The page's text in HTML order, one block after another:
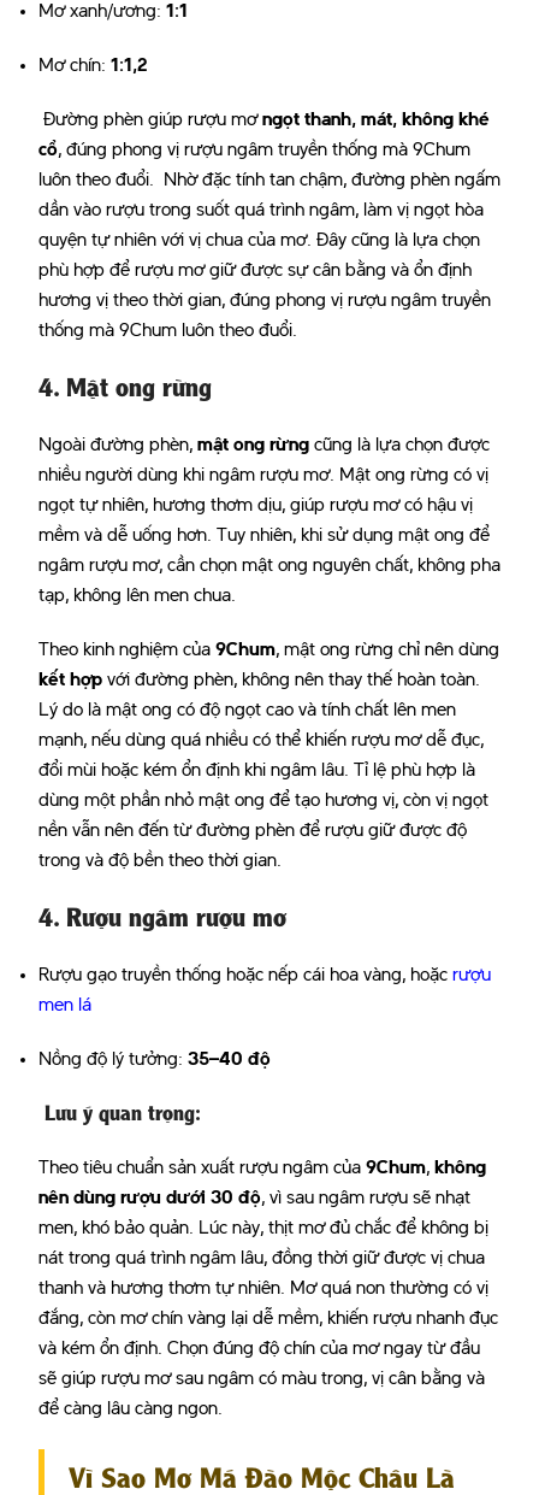
Mơ xanh/ương: 1:1
Mơ chín: 1:1,2
Đường phèn giúp rượu mơngọt thanh, mát, không khé
cổ, đúng phong vị rượu ngâm truyền thống mà 9Chum
luôn theo đuổi. Nhờ đặc tính tan chậm, đường phèn ngấm
dần vào rượu trong suốt quá trình ngâm, làm vị ngọt hòa
quyện tự nhiên với vị chua của mơ. Đây cũng là lựa chọn
phù hợp để rượu mơ giữ được sự cân bằng và ổn định
hương vị theo thời gian, đúng phong vị rượu ngâm truyền
thống mà 9Chum luôn theo đuổi.
4. Mật ong rừng
Ngoài đường phèn, mật ong rừng cũng là lựa chọn được
nhiều người dùng khi ngâm rượu mơ. Mật ong rừng có vị
ngọt tự nhiên, hương thơm dịu, giúp rượu mơ có hậu vị
mềm và dễ uống hơn. Tuy nhiên, khi sử dụng mật ong để
ngâm rượu mơ, cần chọn mật ong nguyên chất, không pha
tạp, không lên men chua.
Theo kinh nghiệm của 9Chum, mật ong rừng chỉ nên dùng
kết hợp với đường phèn, không nên thay thế hoàn toàn.
Lý do là mật ong có độ ngọt cao và tính chất lên men
mạnh, nếu dùng quá nhiều có thể khiến rượu mơ dễ đục,
đổi mùi hoặc kém ổn định khi ngâm lâu. Tỉ lệ phù hợp là
dùng một phần nhỏ mật ong để tạo hương vị, còn vị ngọt
nền vẫn nên đến từ đường phèn để rượu giữ được độ
trong và độ bền theo thời gian.
4. Rượu ngâm rượu mơ
Rượu gạo truyền thống hoặc nếp cái hoa vàng, hoặc rượu
men lá
Nồng độ lý tưởng: 35–40 độ
Lưu ý quan trọng:
Theo tiêu chuẩn sản xuất rượu ngâm của 9Chum, không
nên dùng rượu dưới 30 độ, vì sau ngâm rượu sẽ nhạt
men, khó bảo quản. Lúc này, thịt mơ đủ chắc để không bị
nát trong quá trình ngâm lâu, đồng thời giữ được vị chua
thanh và hương thơm tự nhiên. Mơ quá non thường có vị
đắng, còn mơ chín vàng lại dễ mềm, khiến rượu nhanh đục
và kém ổn định. Chọn đúng độ chín của mơ ngay từ đầu
sẽ giúp rượu mơ sau ngâm có màu trong, vị cân bằng và
để càng lâu càng ngon.
Vì Sao Mơ Má Đào Mộc Châu Là